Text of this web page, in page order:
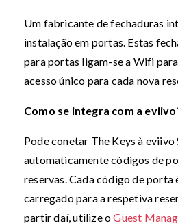
Um fabricante de fechaduras
instalação em portas. Estas
para portas ligam-se a Wifi
acesso único para cada nova
Como se integra com a
Pode conetar The Keys à eviivo
automaticamente códigos de
reservas. Cada código de porta
carregado para a respetiva
partir daí, utilize oGuest